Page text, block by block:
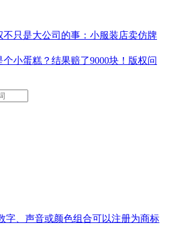
不只是大公司的事：小服装店卖仿牌
个小蛋糕？结果赔了9000块！版权问
字、声音或颜色组合可以注册为商标